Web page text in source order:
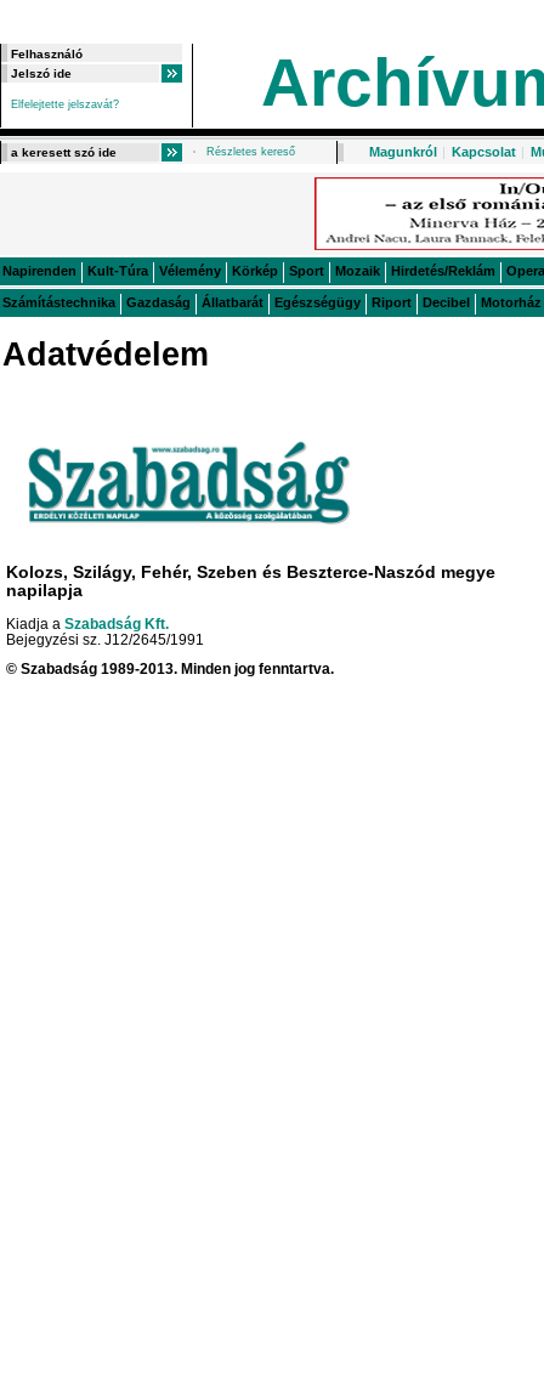
Elfelejtette jelszavát?
Részletes kereső Magunkról | Kapcsolat |
Napirenden Kult-Túra Vélemény Körkép Sport Mozaik Hirdetés/Reklám Opera
Számítástechnika Gazdaság Állatbarát Egészségügy Riport Decibel Motorház
Adatvédelem
Kolozs, Szilágy, Fehér, Szeben és Beszterce-Naszód megye
napilapja
Kiadja a Szabadság Kft.
Bejegyzési sz. J12/2645/1991
© Szabadság 1989-2013. Minden jog fenntartva.